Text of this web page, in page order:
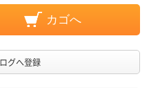
カゴへ
グへ登録